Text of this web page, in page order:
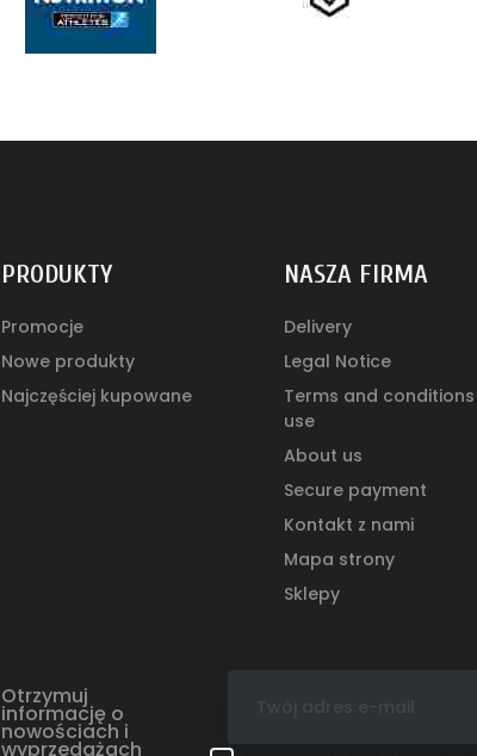
PRODUKTY
Promocje
Nowe produkty
Najczęściej kupowane
NASZA FIRMA
Delivery
Legal Notice
Terms and
use
About us
Secure payment
Kontakt z nami
Mapa strony
Sklepy
Otrzymuj
informację o
nowościach i
wyprzedażach